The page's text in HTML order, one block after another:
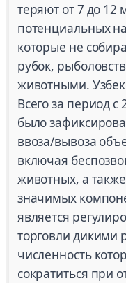
теряют от 7 до 12
потенциальных
которые не
рубок,
животными.
Всего за период с
было
ввоза/вывоза
включая
животных, а
значимых
является
торговли дикими
численность
сократиться при